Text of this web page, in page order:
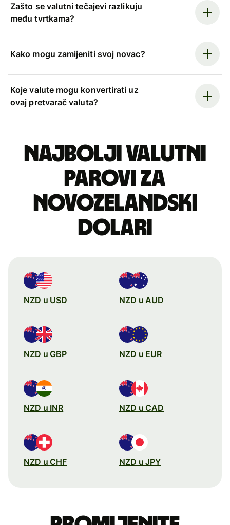
Zašto se valutni tečajevi razlikuju
među tvrtkama?
Kako mogu zamijeniti svoj novac?
Koje valute mogu konvertirati uz
ovaj pretvarač valuta?
Najbolji valutni
parovi za
novozelandski
dolari
NZD u USD NZD u AUD
NZD u GBP NZD u EUR
NZD u INR NZD u CAD
NZD u CHF NZD u JPY